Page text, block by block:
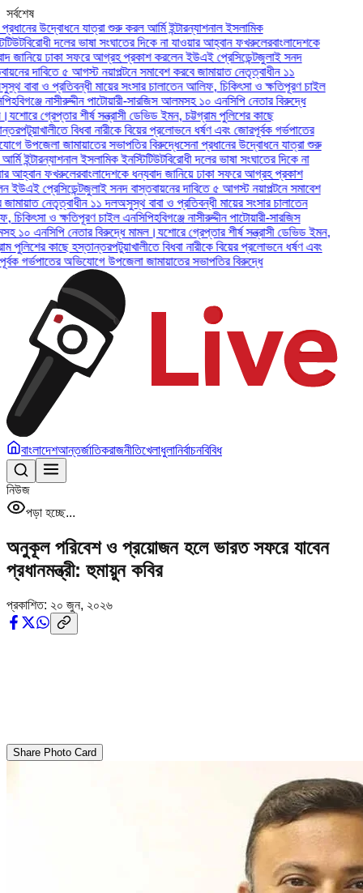
সর্বশেষ
উদ্বোধনে যাত্রা শুরু করল আর্মি ইন্টারন্যাশনাল ইসলামিক
বিরোধী দলের ভাষা সংঘাতের দিকে না যাওয়ার আহ্বান ফখরুলেরবাংলাদেশকে
ঢাকা সফরে আগ্রহ প্রকাশ করলেন ইউএই প্রেসিডেন্টজুলাই সনদ
দাবিতে ৫ আগস্ট নয়াপল্টনে সমাবেশ করবে জামায়াত নেতৃত্বাধীন ১১
ও প্রতিবন্ধী মায়ের সংসার চালাতেন আলিফ, চিকিৎসা ও ক্ষতিপূরণ চাইল
নাসীরুদ্দীন পাটোয়ারী-সারজিস আলমসহ ১০ এনসিপি নেতার বিরুদ্ধে
গ্রেপ্তার শীর্ষ সন্ত্রাসী ডেভিড ইমন, চট্টগ্রাম পুলিশের কাছে
পটুয়াখালীতে বিধবা নারীকে বিয়ের প্রলোভনে ধর্ষণ এবং জোরপূর্বক গর্ভপাতের
উপজেলা জামায়াতের সভাপতির বিরুদ্ধেসেনা প্রধানের উদ্বোধনে যাত্রা শুরু
ইন্টারন্যাশনাল ইসলামিক ইনস্টিটিউটবিরোধী দলের ভাষা সংঘাতের দিকে না
ফখরুলেরবাংলাদেশকে ধন্যবাদ জানিয়ে ঢাকা সফরে আগ্রহ প্রকাশ
প্রেসিডেন্টজুলাই সনদ বাস্তবায়নের দাবিতে ৫ আগস্ট নয়াপল্টনে সমাবেশ
নেতৃত্বাধীন ১১ দলঅসুস্থ বাবা ও প্রতিবন্ধী মায়ের সংসার চালাতেন
ও ক্ষতিপূরণ চাইল এনসিপিহবিগঞ্জে নাসীরুদ্দীন পাটোয়ারী-সারজিস
এনসিপি নেতার বিরুদ্ধে মামল।যশোরে গ্রেপ্তার শীর্ষ সন্ত্রাসী ডেভিড ইমন,
কাছে হস্তান্তরপটুয়াখালীতে বিধবা নারীকে বিয়ের প্রলোভনে ধর্ষণ এবং
গর্ভপাতের অভিযোগে উপজেলা জামায়াতের সভাপতির বিরুদ্ধে
বাংলাদেশআন্তর্জাতিকরাজনীতিখেলাধুলানির্বাচনবিবিধ
নিউজ
পড়া হচ্ছে...
অনুকূল পরিবেশ ও প্রয়োজন হলে ভারত সফরে যাবেন
প্রধানমন্ত্রী: হুমায়ুন কবির
প্রকাশিত: ২০ জুন, ২০২৬
Share Photo Card